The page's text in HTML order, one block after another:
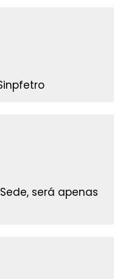
será apenas